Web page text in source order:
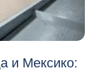
и Мексико: